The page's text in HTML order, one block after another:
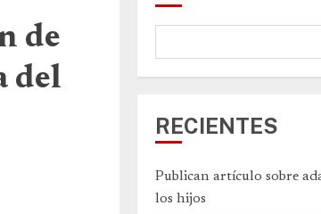
de
del
RECIENTES
Publican artículo sobre
los hijos